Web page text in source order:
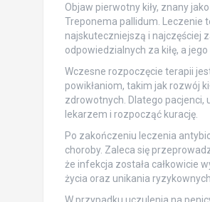
Objaw pierwotny kiły, znany
Treponema pallidum. Leczenie
najskuteczniejszą i najczęściej
odpowiedzialnych za kiłę, a
Wczesne rozpoczęcie terapii
powikłaniom, takim jak rozwój
zdrowotnych. Dlatego pacjenci,
lekarzem i rozpocząć kurację.
Po zakończeniu leczenia
choroby. Zaleca się
że infekcja została całkowicie
życia oraz unikania
W przypadku uczulenia na